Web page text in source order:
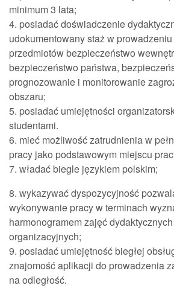
minimum 3 lata;
4. posiadać doświadczenie
udokumentowany staż w
przedmiotów bezpieczeństwo
bezpieczeństwo państwa,
prognozowanie i monitorowanie
obszaru;
5. posiadać umiejętności
studentami.
6. mieć możliwość zatrudnienia w
pracy jako podstawowym miejscu
7. władać biegle językiem polskim;
8. wykazywać dyspozycyjność
wykonywanie pracy w terminach
harmonogramem zajęć
organizacyjnych;
9. posiadać umiejętność biegłej
znajomość aplikacji do prowadzenia
na odległość.